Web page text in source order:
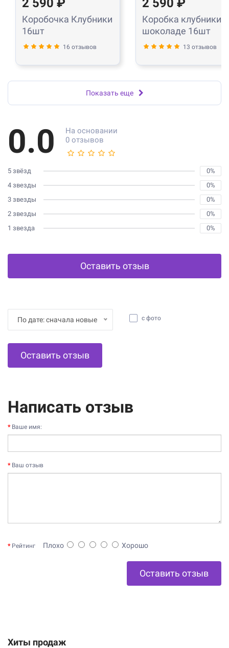
2 590 ₽
Коробочка Клубники
16шт
16 отзывов
2 590 ₽
Коробка клубники в
шоколаде 16шт
13 отзывов
Показать еще
0.0
На основании
0 отзывов
5 звёзд
0%
4 звезды
0%
3 звезды
0%
2 звезды
0%
1 звезда
0%
Оставить отзыв
По дате: сначала новые с фото
Оставить отзыв
Написать отзыв
Ваше имя:
Ваш отзыв
Рейтинг Плохо Хорошо
Оставить отзыв
Хиты продаж